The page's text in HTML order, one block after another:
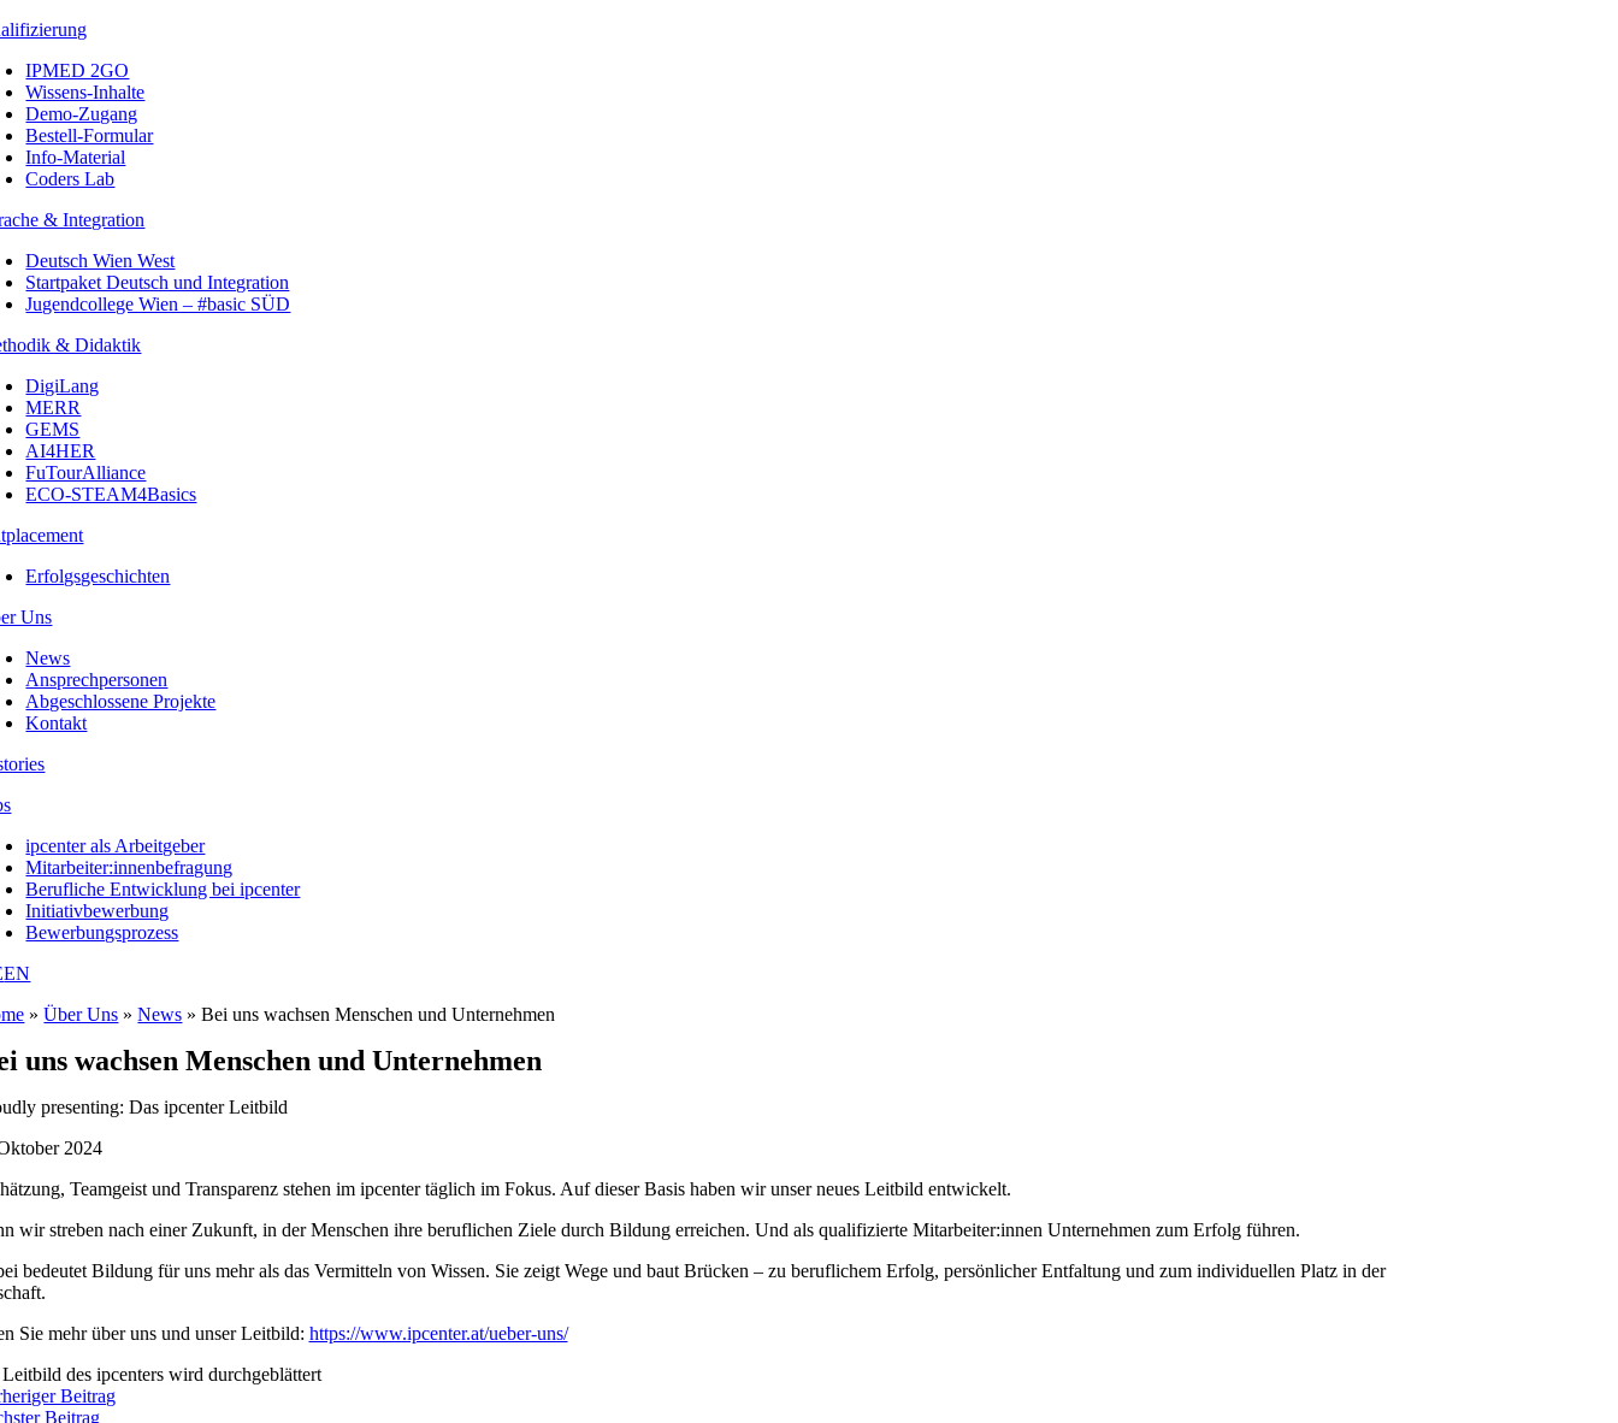
IPMED 2GO
Wissens-Inhalte
Demo-Zugang
Bestell-Formular
Info-Material
Coders Lab
& Integration
Deutsch Wien West
Startpaket Deutsch und Integration
Jugendcollege Wien – #basic SÜD
& Didaktik
DigiLang
MERR
GEMS
AI4HER
FuTourAlliance
ECO-STEAM4Basics
Erfolgsgeschichten
Uns
News
Ansprechpersonen
Abgeschlossene Projekte
Kontakt
ipcenter als Arbeitgeber
Mitarbeiter:innenbefragung
Berufliche Entwicklung bei ipcenter
Initiativbewerbung
Bewerbungsprozess
EN
»Über Uns »News »Bei uns wachsen Menschen und Unternehmen
uns wachsen Menschen und Unternehmen
presenting: Das ipcenter Leitbild
2024
Teamgeist und Transparenz stehen im ipcenter täglich im Fokus. Auf dieser Basis haben wir unser neues Leitbild entwickelt.
wir streben nach einer Zukunft, in der Menschen ihre beruflichen Ziele durch Bildung erreichen. Und als qualifizierte Mitarbeiter:innen Unternehmen zum Erfolg führen.
bedeutet Bildung für uns mehr als das Vermitteln von Wissen. Sie zeigt Wege und baut Brücken – zu beruflichem Erfolg, persönlicher Entfaltung und zum individuellen Platz in der
Sie mehr über uns und unser Leitbild: https://www.ipcenter.at/ueber-uns/
Beitrag
Beitrag